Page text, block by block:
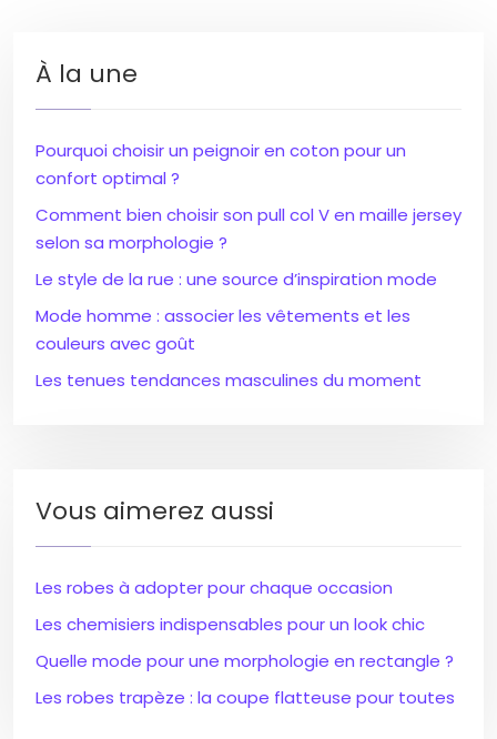
À la une
Pourquoi choisir un peignoir en coton pour un
confort optimal ?
Comment bien choisir son pull col V en maille jersey
selon sa morphologie ?
Le style de la rue : une source d’inspiration mode
Mode homme : associer les vêtements et les
couleurs avec goût
Les tenues tendances masculines du moment
Vous aimerez aussi
Les robes à adopter pour chaque occasion
Les chemisiers indispensables pour un look chic
Quelle mode pour une morphologie en rectangle ?
Les robes trapèze : la coupe flatteuse pour toutes